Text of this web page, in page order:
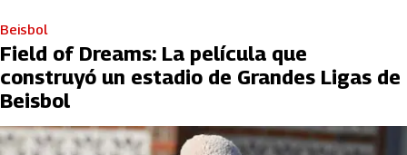
Beisbol
Field of Dreams: La película que
construyó un estadio de Grandes Ligas de
Beisbol